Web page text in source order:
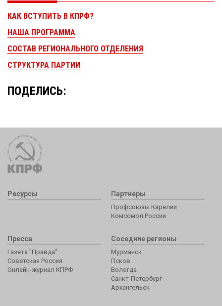
КАК ВСТУПИТЬ В КПРФ?
НАША ПРОГРАММА
СОСТАВ РЕГИОНАЛЬНОГО ОТДЕЛЕНИЯ
СТРУКТУРА ПАРТИИ
ПОДЕЛИСЬ:
Ресурсы Партнеры
Профсоюзы Карелии
Комсомол России
Пресса
Газета "Правда"
Советская Россия
Онлайн-журнал КПРФ
Соседние регионы
Мурманск
Псков
Вологда
Санкт-Петербург
Архангельск